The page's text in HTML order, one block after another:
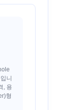
니
, 용
형